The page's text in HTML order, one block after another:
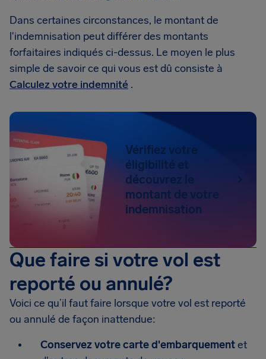
Dans certaines circonstances, le montant de
l'indemnisation peut différer des montants
forfaitaires indiqués ci-dessus. Le moyen le plus
simple de savoir ce qui vous est dû consiste à
Calculez votre indemnité .
Vérifiez votre
éligibilité et
découvrez le
montant de votre
indemnisation
Que faire si votre vol est
reporté ou annulé?
Voici ce qu’il faut faire lorsque votre vol est reporté
ou annulé de façon inattendue:
Conservez votre carte d'embarquementet